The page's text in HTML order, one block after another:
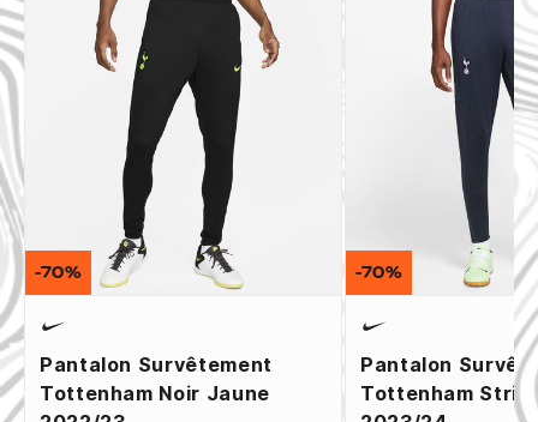
Pantalon Survêtement
Tottenham Noir Jaune
-70%
Pantalon
Tottenham
-70%